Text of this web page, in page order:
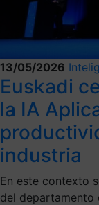
13/05/2026
Euskadi
la IA
industria
En este contexto
del departamento